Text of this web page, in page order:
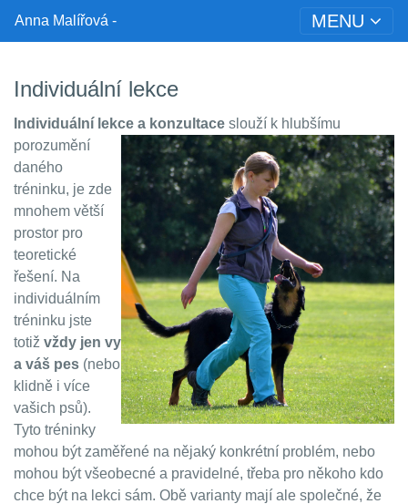
Anna Malířová - MENU
Individuální lekce
Individuální lekce a konzultace slouží k hlubšímu
porozumění
daného
tréninku, je zde
mnohem větší
prostor pro
teoretické
řešení. Na
individuálním
tréninku jste
totiž vždy jen vy
a váš pes (nebo
klidně i více
vašich psů).
Tyto tréninky
mohou být zaměřené na nějaký konkrétní problém, nebo
mohou být všeobecné a pravidelné, třeba pro někoho kdo
chce být na lekci sám. Obě varianty mají ale společné, že